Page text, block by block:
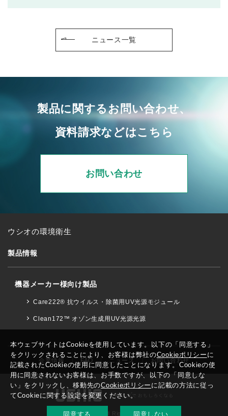
ニュース一覧
製品に関するお問い合わせ、
資料請求などはこちら
お問い合わせ
ウシオの環境衛生
製品情報
機器メーカー様向け製品
Care222® 抗ウイルス・除菌用UV光源モジュール
Clean172™ オゾン生成用UV光源光源
企業情報 FAQ ニュース お問い合わせ
© Ushio Inc. All Rights Reserved.
本ウェブサイトはCookieを使用しています。以下の「同意する」
をクリックされることにより、お客様は弊社のCookieポリシー に
記載されたCookieの使用に同意したことになります。Cookieの使
用に同意されないお客様は、お手数ですが、以下の「同意しな
い」をクリックし、移動先のCookieポリシー に記載の方法に従っ
てCookieに関する設定を変更ください。
同意する 同意しない